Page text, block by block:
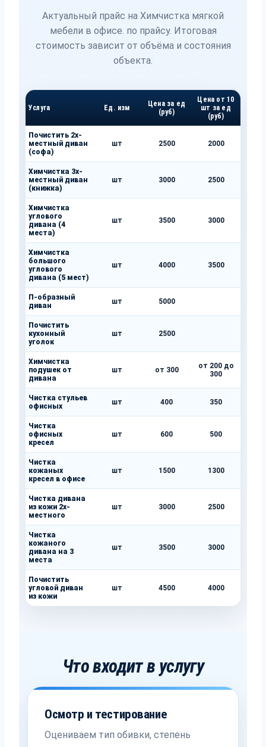
Актуальный прайс на Химчистка мягкой
мебели в офисе. по прайсу. Итоговая
стоимость зависит от объёма и состояния
объекта.
Услуга Ед. изм
Цена за ед
(руб)
Цена от 10
шт за ед
(руб)
Почистить 2х-
местный диван
(софа)
шт 2500 2000
Химчистка 3х-
местный диван
(книжка)
шт 3000 2500
Химчистка
углового
дивана (4
места)
шт 3500 3000
Химчистка
большого
углового
дивана (5 мест)
шт 4000 3500
П-образный
диван
шт 5000
Почистить
кухонный
уголок
шт 2500
Химчистка
подушек от
дивана
шт от 300
от 200 до
300
Чистка стульев
офисных
шт 400 350
Чистка
офисных
кресел
шт 600 500
Чистка
кожаных
кресел в офисе
шт 1500 1300
Чистка дивана
из кожи 2х-
местного
шт 3000 2500
Чистка
кожаного
дивана на 3
места
шт 3500 3000
Почистить
угловой диван
из кожи
шт 4500 4000
Что входит в услугу
Осмотр и тестирование
Оцениваем тип обивки, степень